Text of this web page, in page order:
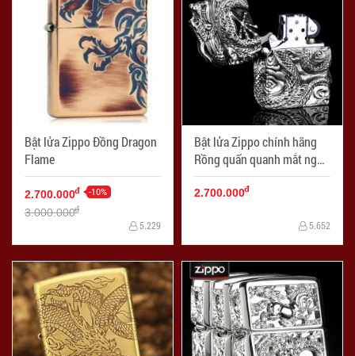
Bật lửa Zippo Đồng Dragon
Flame
2.700.000đ -10%
3.000.000đ
5.229
Bật lửa Zippo chính hãng
Rồng quấn quanh mắt ngọc
tím tinh xảo
2.700.000đ
5.652